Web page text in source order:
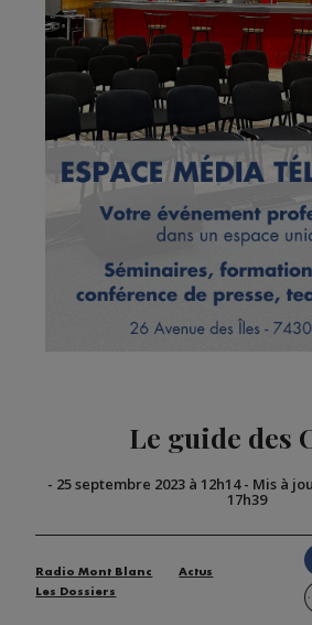
Le guide des
- 25 septembre 2023 à 12h14- Mis à
17h39
Radio Mont Blanc
Actus
Les Dossiers